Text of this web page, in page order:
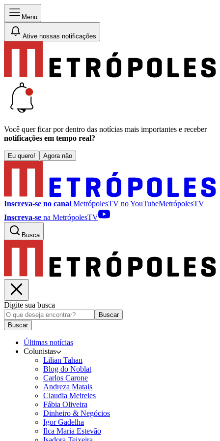
Menu
Ative nossas notificações
Você quer ficar por dentro das notícias mais importantes e receber
notificações em tempo real?
Eu quero! Agora não
Inscreva-se no canal MetrópolesTV noYouTubeMetrópolesTV
Inscreva-se na MetrópolesTV
Busca
Digite sua busca
Buscar
Buscar
Últimas notícias
Colunistas
Lilian Tahan
Blog do Noblat
Carlos Carone
Andreza Matais
Claudia Meireles
Fábia Oliveira
Dinheiro & Negócios
Igor Gadelha
Ilca Maria Estevão